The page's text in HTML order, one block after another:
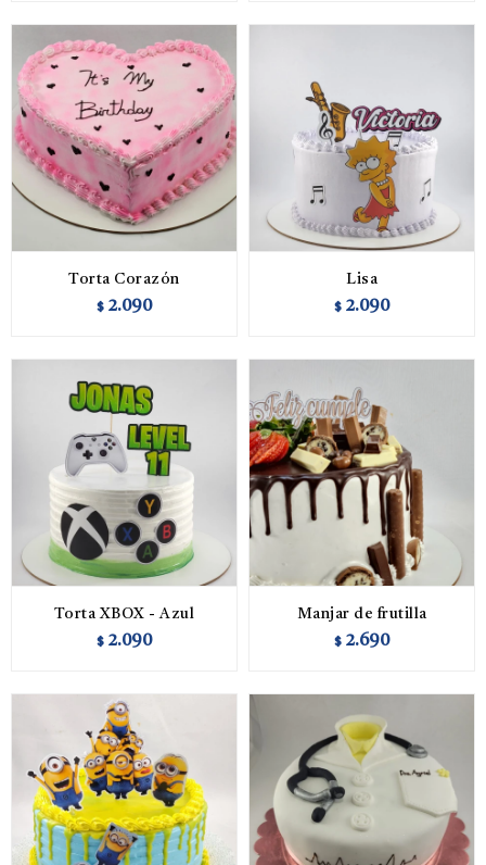
Torta Corazón
$ 2.090
Lisa
$ 2.090
Torta XBOX - Azul
$ 2.090
Manjar de frutilla
$ 2.690